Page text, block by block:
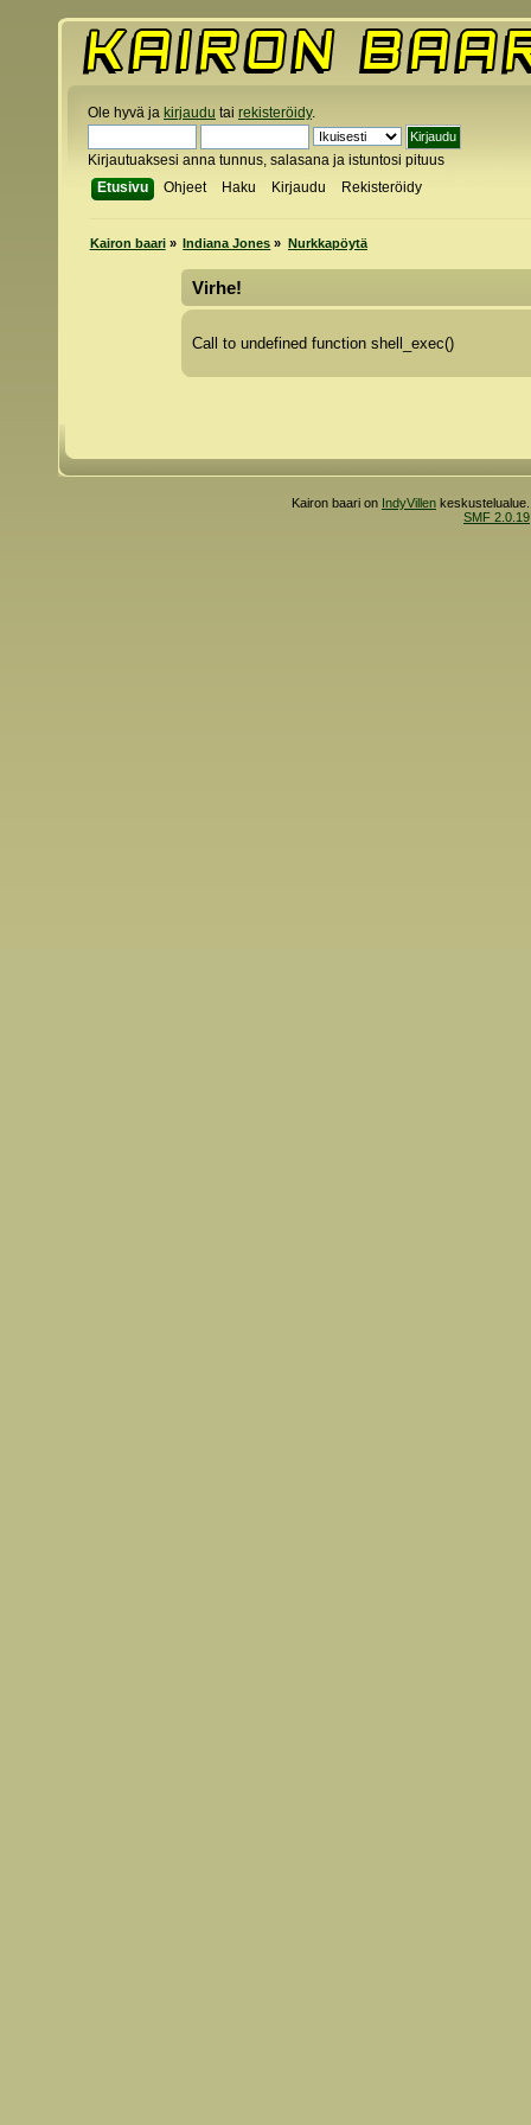
Ole hyvä ja kirjaudu tai rekisteröidy.
Kirjautuaksesi anna tunnus, salasana ja istuntosi pituus
Etusivu
Ohjeet Haku Kirjaudu Rekisteröidy
Kairon baari» Indiana Jones » Nurkkapöytä
Virhe!
Call to undefined function shell_exec()
Kairon baari on IndyVillen
SMF 2.0.19